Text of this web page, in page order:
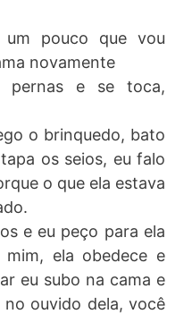
um pouco que vou
novamente
pernas e se toca,
o brinquedo, bato
os seios, eu falo
o que ela estava
e eu peço para ela
ela obedece e
eu subo na cama e
ouvido dela, você